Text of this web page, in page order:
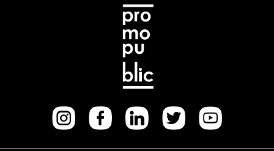
Instagram
facebook